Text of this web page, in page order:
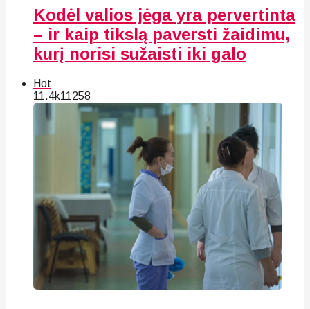
Kodėl valios jėga yra pervertinta
– ir kaip tikslą paversti žaidimu,
kurį norisi sužaisti iki galo
Hot
11.4k11258